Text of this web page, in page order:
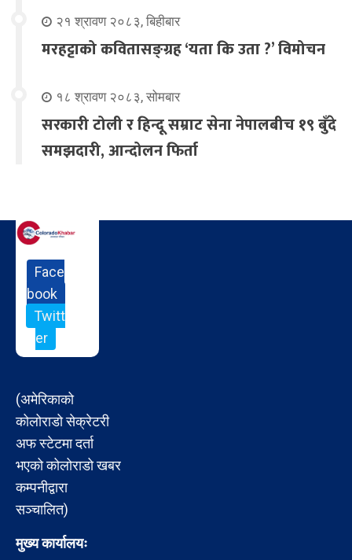
२१ श्रावण २०८३, बिहीबार
मरहट्टाको कवितासङ्ग्रह ‘यता कि उता ?’ विमोचन
१८ श्रावण २०८३, सोमबार
सरकारी टोली र हिन्दू सम्राट सेना नेपालबीच १९ बुँदे
समझदारी, आन्दोलन फिर्ता
Face
book
Twitt
er
(अमेरिकाको
कोलोराडो सेक्रेटरी
अफ स्टेटमा दर्ता
भएको कोलोराडो खबर
कम्पनीद्वारा
सञ्चालित)
मुख्य कार्यालयः